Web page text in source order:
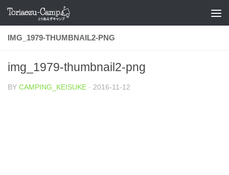
コンテンツへスキップ
IMG_1979-THUMBNAIL2-PNG
img_1979-thumbnail2-png
BY CAMPING_KEISUKE · 2016-11-12